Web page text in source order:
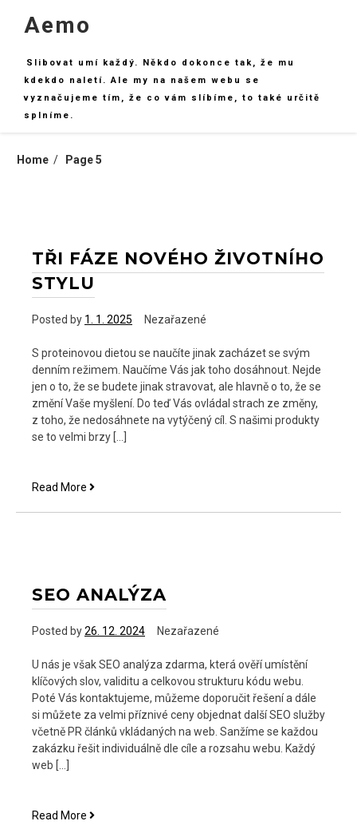
Aemo
Slibovat umí každý. Někdo dokonce tak, že mu
kdekdo naletí. Ale my na našem webu se
vyznačujeme tím, že co vám slíbíme, to také určitě
splníme.
Home Page 5
TŘI FÁZE NOVÉHO ŽIVOTNÍHO
STYLU
Posted by 1. 1. 2025 Nezařazené
S proteinovou dietou se naučíte jinak zacházet se svým
denním režimem. Naučíme Vás jak toho dosáhnout. Nejde
jen o to, že se budete jinak stravovat, ale hlavně o to, že se
změní Vaše myšlení. Do teď Vás ovládal strach ze změny,
z toho, že nedosáhnete na vytýčený cíl. S našimi produkty
se to velmi brzy […]
Read More Tři
SEO ANALÝZA
Posted by26. 12. 2024 Nezařazené
U nás je však SEO analýza zdarma, která ověří umístění
klíčových slov, validitu a celkovou strukturu kódu webu.
Poté Vás kontaktujeme, můžeme doporučit řešení a dále
si můžete za velmi příznivé ceny objednat další SEO služby
včetně PR článků vkládaných na web. Sanžíme se každou
zakázku řešit individuálně dle cíle a rozsahu webu. Každý
web […]
Read More SEO